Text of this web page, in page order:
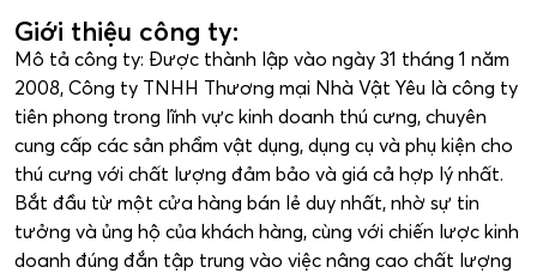
Giới thiệu công ty:
Mô tả công ty: Được thành lập vào ngày 31 tháng 1 năm
2008, Công ty TNHH Thương mại Nhà Vật Yêu là công ty
tiên phong trong lĩnh vực kinh doanh thú cưng, chuyên
cung cấp các sản phẩm vật dụng, dụng cụ và phụ kiện cho
thú cưng với chất lượng đảm bảo và giá cả hợp lý nhất.
Bắt đầu từ một cửa hàng bán lẻ duy nhất, nhờ sự tin
tưởng và ủng hộ của khách hàng, cùng với chiến lược kinh
doanh đúng đắn tập trung vào việc nâng cao chất lượng